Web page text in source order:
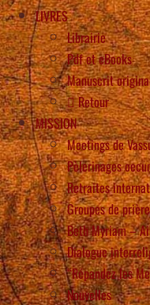
LIVRES
Librairie
Pdf et eBooks
Manuscrit
Retour
MISSION
Meetings de
Pèlerinages
Retraites
Groupes de prière
Beth Myriam –
Dialogue
“Répandez les
Nouvelles